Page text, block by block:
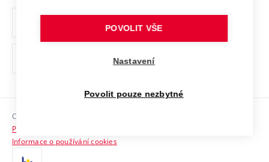
Ochrana osobních údajů
odkaz)
Sociální bezpečí
HR Award
Copyright © 2026 VUT
Prohlášení o přístupnosti
Informace o používání cookies
POVOLIT VŠE
Nastavení
Povolit pouze nezbytné